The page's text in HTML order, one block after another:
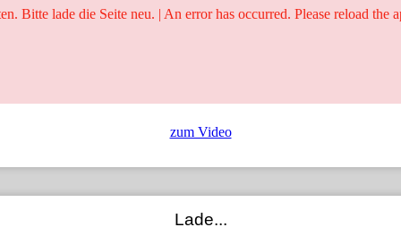
zum Video
Lade...
Bitte lade die Seite neu. | An error has occurred. Please reload the